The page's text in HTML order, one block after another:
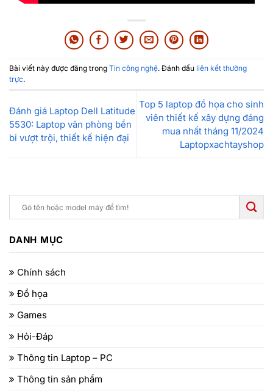
Bài viết này được đăng trong Tin công nghệ. Đánh dấu liên kết thường
trực.
Đánh giá Laptop Dell Latitude
5530: Laptop văn phòng bền
bỉ vượt trội, thiết kế hiện đại
Top 5 laptop đồ họa cho sinh
viên thiết kế xây dựng đáng
mua nhất tháng 11/2024
Laptopxachtayshop
DANH MỤC
Chính sách
Đồ họa
Games
Hỏi-Đáp
Thông tin Laptop – PC
Thông tin sản phẩm